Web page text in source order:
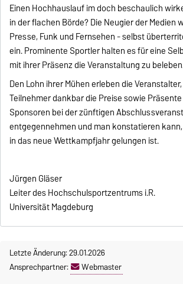
Einen Hochhauslauf im doch beschaulich
in der flachen Börde? Die Neugier der Medien
Presse, Funk und Fernsehen - selbst
ein. Prominente Sportler halten es für eine
mit ihrer Präsenz die Veranstaltung zu
Den Lohn ihrer Mühen erleben die
Teilnehmer dankbar die Preise sowie
Sponsoren bei der zünftigen
entgegennehmen und man konstatieren
in das neue Wettkampfjahr gelungen ist.
Jürgen Gläser
Leiter des Hochschulsportzentrums i.R.
Universität Magdeburg
Letzte Änderung: 29.01.2026
Ansprechpartner:
Webmaster